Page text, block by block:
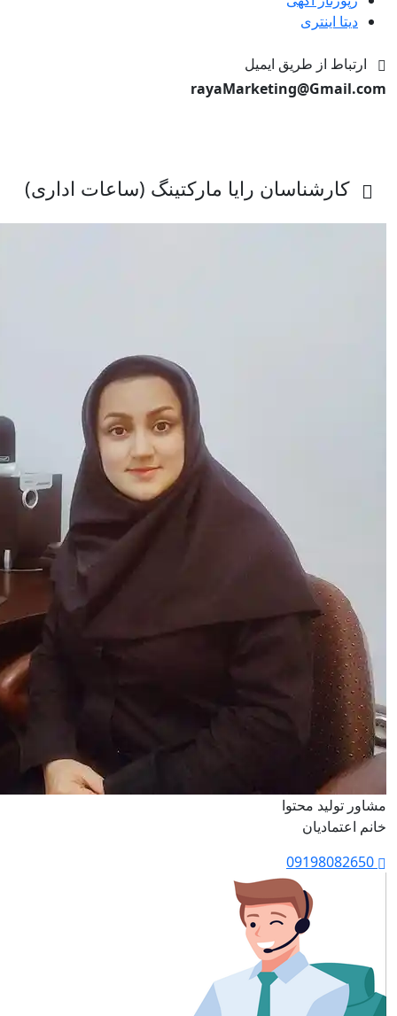
دیتا اینتری
ارتباط از طریق ایمیل
rayaMarketing@Gmail.com
کارشناسان رایا مارکتینگ (ساعات اداری)
مشاور تولید محتوا
خانم اعتمادیان